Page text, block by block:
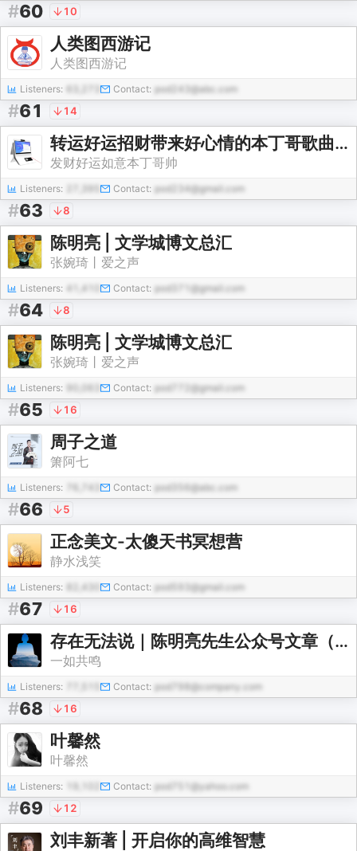
#60 10
人类图西游记
人类图西游记
Listeners: Contact: pod243@abc.com
#61 14
转运好运招财带来好心情的本丁哥歌曲大全欢迎聆听
发财好运如意本丁哥帅
Listeners: Contact: pod234@gmail.com
#63 8
陈明亮 | 文学城博文总汇
张婉琦丨爱之声
Listeners: 41,410 Contact: pod371@gmail.com
#64 8
陈明亮 | 文学城博文总汇
张婉琦丨爱之声
Listeners: Contact: pod772@gmail.com
#65 16
周子之道
箫阿七
Listeners: Contact: pod356@abc.com
#66 5
正念美文-太傻天书冥想营
静水浅笑
Listeners: 82,430 Contact: pod593@gmail.com
#67 16
存在无法说｜陈明亮先生公众号文章（综合年份）
一如共鸣
Listeners: Contact: pod798@company.com
#68 16
叶馨然
叶馨然
Listeners: Contact: pod751@yahoo.com
#69 12
刘丰新著 | 开启你的高维智慧